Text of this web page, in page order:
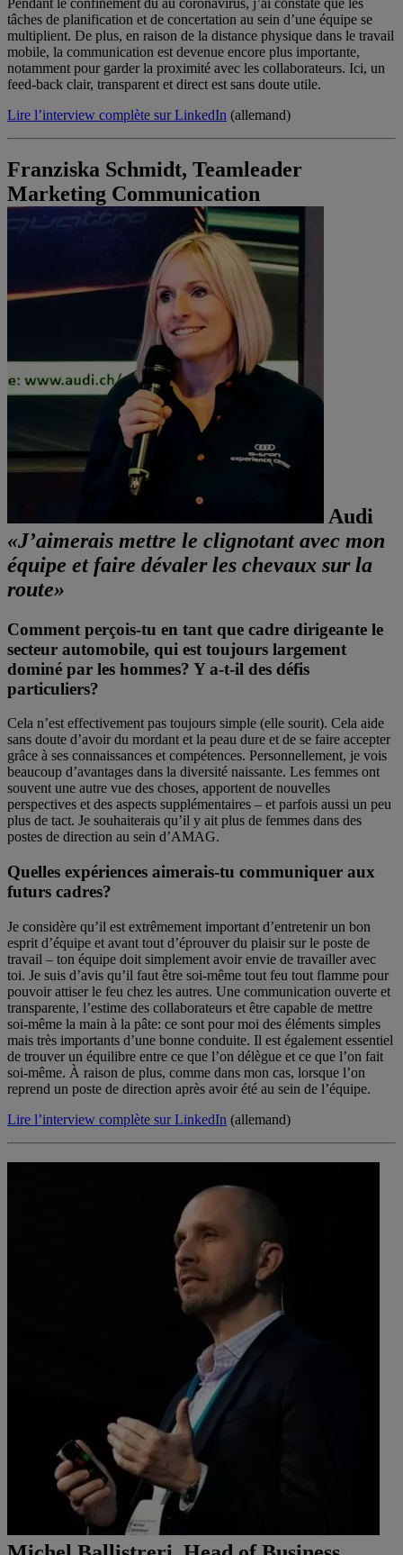
tâches de planification et de concertation au sein d’une équipe se
multiplient. De plus, en raison de la distance physique dans le travail
mobile, la communication est devenue encore plus importante,
notamment pour garder la proximité avec les collaborateurs. Ici, un
feed-back clair, transparent et direct est sans doute utile.
Lire l’interview complète sur LinkedIn (allemand)
Franziska Schmidt, Teamleader
Marketing Communication
Audi
«J’aimerais mettre le clignotant avec mon
équipe et faire dévaler les chevaux sur la
route»
Comment perçois-tu en tant que cadre dirigeante le
secteur automobile, qui est toujours largement
dominé par les hommes? Y a-t-il des défis
particuliers?
Cela n’est effectivement pas toujours simple (elle sourit). Cela aide
sans doute d’avoir du mordant et la peau dure et de se faire accepter
grâce à ses connaissances et compétences. Personnellement, je vois
beaucoup d’avantages dans la diversité naissante. Les femmes ont
souvent une autre vue des choses, apportent de nouvelles
perspectives et des aspects supplémentaires – et parfois aussi un peu
plus de tact. Je souhaiterais qu’il y ait plus de femmes dans des
postes de direction au sein d’AMAG.
Quelles expériences aimerais-tu communiquer aux
futurs cadres?
Je considère qu’il est extrêmement important d’entretenir un bon
esprit d’équipe et avant tout d’éprouver du plaisir sur le poste de
travail – ton équipe doit simplement avoir envie de travailler avec
toi. Je suis d’avis qu’il faut être soi-même tout feu tout flamme pour
pouvoir attiser le feu chez les autres. Une communication ouverte et
transparente, l’estime des collaborateurs et être capable de mettre
soi-même la main à la pâte: ce sont pour moi des éléments simples
mais très importants d’une bonne conduite. Il est également essentiel
de trouver un équilibre entre ce que l’on délègue et ce que l’on fait
soi-même. À raison de plus, comme dans mon cas, lorsque l’on
reprend un poste de direction après avoir été au sein de l’équipe.
Lire l’interview complète sur LinkedIn (allemand)